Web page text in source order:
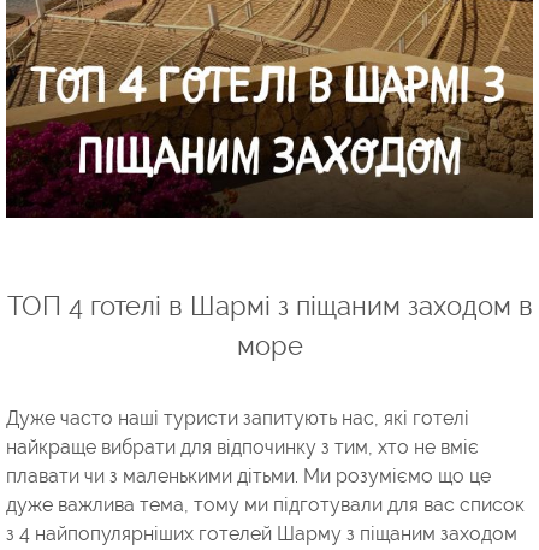
ТОП 4 готелі в Шармі з піщаним заходом в
море
Дуже часто наші туристи запитують нас, які готелі
найкраще вибрати для відпочинку з тим, хто не вміє
плавати чи з маленькими дітьми. Ми розуміємо що це
дуже важлива тема, тому ми підготували для вас список
з 4 найпопулярніших готелей Шарму з піщаним заходом